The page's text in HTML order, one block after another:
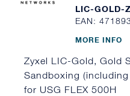
LIC-GOLD-
EAN:
MORE INFO
Zyxel LIC-Gold, Gold
Sandboxing
for USG FLEX 500H